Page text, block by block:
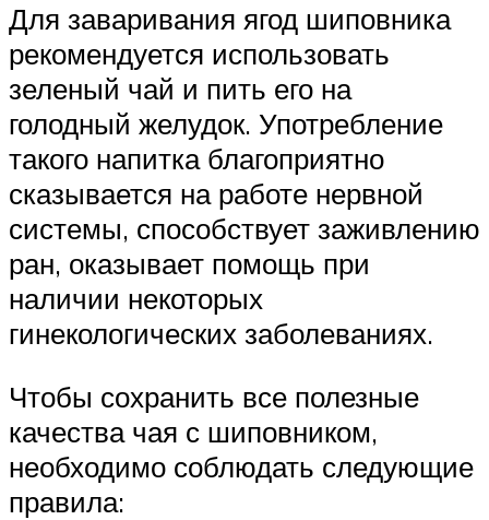
Для заваривания ягод шиповника
рекомендуется использовать
зеленый чай и пить его на
голодный желудок. Употребление
такого напитка благоприятно
сказывается на работе нервной
системы, способствует заживлению
ран, оказывает помощь при
наличии некоторых
гинекологических заболеваниях.
Чтобы сохранить все полезные
качества чая с шиповником,
необходимо соблюдать следующие
правила: